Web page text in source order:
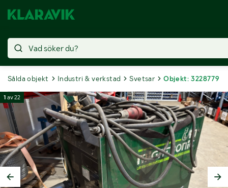
Sålda objekt Industri & verkstad Svetsar Objekt: 3228779
1 av22